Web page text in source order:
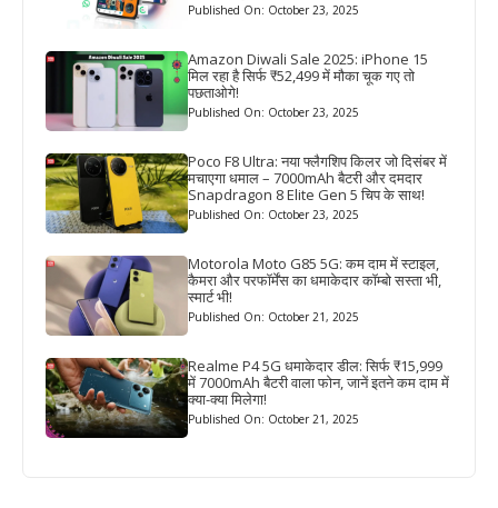
Published On: October 23, 2025
Amazon Diwali Sale 2025: iPhone 15
मिल रहा है सिर्फ ₹52,499 में मौका चूक गए तो
पछताओगे!
Published On: October 23, 2025
Poco F8 Ultra: नया फ्लैगशिप किलर जो दिसंबर में
मचाएगा धमाल – 7000mAh बैटरी और दमदार
Snapdragon 8 Elite Gen 5 चिप के साथ!
Published On: October 23, 2025
Motorola Moto G85 5G: कम दाम में स्टाइल,
कैमरा और परफॉर्मेंस का धमाकेदार कॉम्बो सस्ता भी,
स्मार्ट भी!
Published On: October 21, 2025
Realme P4 5G धमाकेदार डील: सिर्फ ₹15,999
में 7000mAh बैटरी वाला फोन, जानें इतने कम दाम में
क्या-क्या मिलेगा!
Published On: October 21, 2025